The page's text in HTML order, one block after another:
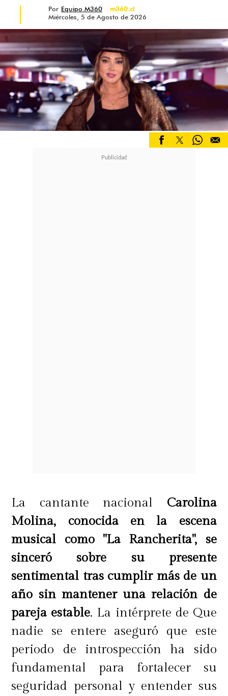
Por Equipo M360
m360.cl
Miércoles, 5 de Agosto de 2026
La cantante nacional Carolina
Molina, conocida en la escena
musical como "La Rancherita", se
sinceró sobre su presente
sentimental tras cumplir más de un
año sin mantener una relación de
pareja estable. La intérprete de Que
nadie se entere aseguró que este
periodo de introspección ha sido
fundamental para fortalecer su
seguridad personal y entender sus